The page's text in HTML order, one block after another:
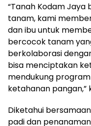
“Tanah Kodam Jaya
tanam, kami
dan ibu untuk
bercocok tanam
berkolaborasi
bisa menciptakan
mendukung
ketahanan pangan,”
Diketahui
padi dan